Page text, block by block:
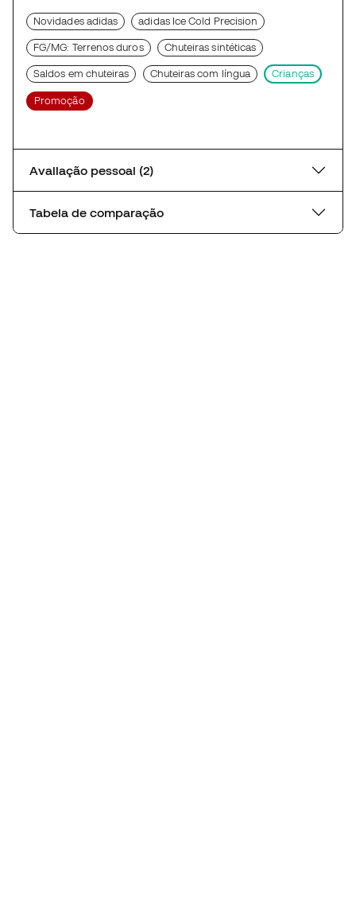
Novidades adidas adidas Ice Cold Precision
FG/MG: Terrenos duros Chuteiras sintéticas
Saldos em chuteiras Chuteiras com língua Crianças
Promoção
Avaliação pessoal (2)
Tabela de comparação